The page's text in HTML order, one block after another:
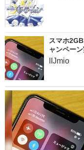
スマホ
ャンペーン
IIJmio